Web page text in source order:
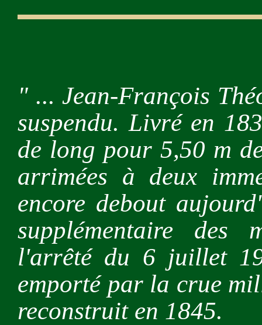
" ... Jean-François
suspendu. Livré en
de long pour 5,50 m
arrimées à deux
encore debout
supplémentaire des
l'arrêté du 6 juillet
emporté par la crue
reconstruit en 1845.